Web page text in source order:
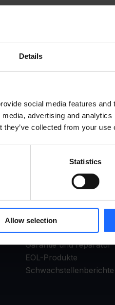
Details
social media features
advertising and
they’ve collected from your
Statistics
Allow selection
SUPPORT
Produktsupport
Wiki knowledge base
Community Forum
Garantie und reparatur
EOL-Produkte
Schwachstellenberichte